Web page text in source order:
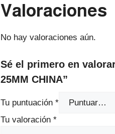
Valoraciones
No hay valoraciones aún.
Sé el primero en
25MM CHINA”
Tu puntuación *
Tu valoración *